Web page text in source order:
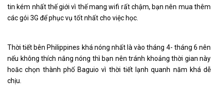
tin kém nhất thế giới vì thế mang wifi rất chậm, bạn nên mua thêm
các gói 3G để phục vụ tốt nhất cho việc học.
Thời tiết bên Philippines khá nóng nhất là vào tháng 4- tháng 6 nên
nếu không thích nắng nóng thì bạn nên tránh khoảng thời gian này
hoăc chọn thành phố Baguio vì thời tiết lạnh quanh năm khá dễ
chịu.